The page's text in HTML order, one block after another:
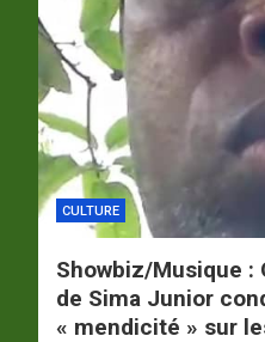
CULTURE
Showbiz/Musique :
de Sima Junior
« mendicité » sur